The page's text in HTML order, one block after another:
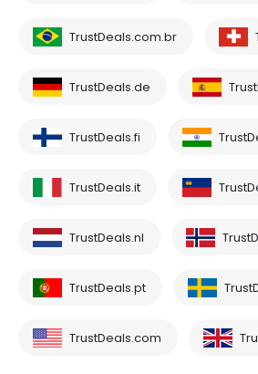
TrustDeals.com.br
TrustDeals.de
TrustDeals.fi
TrustDeals.it
TrustDeals.nl
TrustDeals.pt
TrustDeals.com